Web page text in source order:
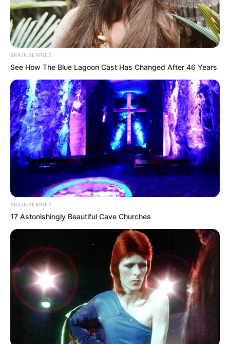
BRAINBERRIES
See How The Blue Lagoon Cast Has Changed After 46 Years
BRAINBERRIES
17 Astonishingly Beautiful Cave Churches